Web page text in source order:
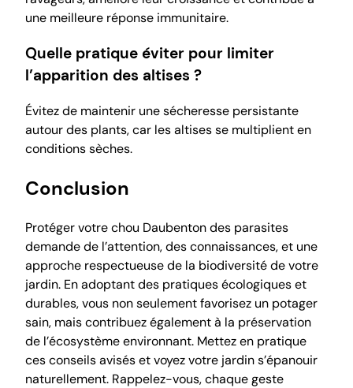
une meilleure réponse immunitaire.
Quelle pratique éviter pour limiter
l’apparition des altises ?
Évitez de maintenir une sécheresse persistante
autour des plants, car les altises se multiplient en
conditions sèches.
Conclusion
Protéger votre chou Daubenton des parasites
demande de l’attention, des connaissances, et une
approche respectueuse de la biodiversité de votre
jardin. En adoptant des pratiques écologiques et
durables, vous non seulement favorisez un potager
sain, mais contribuez également à la préservation
de l’écosystème environnant. Mettez en pratique
ces conseils avisés et voyez votre jardin s’épanouir
naturellement. Rappelez-vous, chaque geste